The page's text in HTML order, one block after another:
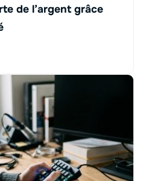
de l’argent grâce